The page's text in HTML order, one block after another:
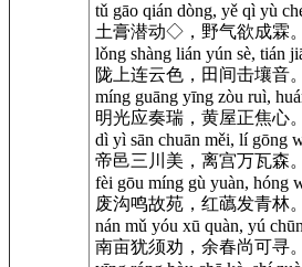
tǔ gāo qián dòng, yě qì yù
土膏潜动◇，野气欲成霖。
lǒng shàng lián yún sè, tián
陇上连云色，田间击壤音。
míng guāng yīng zòu ruì,
明光应奏瑞，黄屋正焦心。
dì yì sān chuān měi, lí gōng
帝邑三川美，离宫万瓦森。
fèi gōu míng gù yuàn, hóng
废沟鸣故苑，红蘤发青林。
nán mǔ yóu xū quàn, yú
南亩犹须劝，余春尚可寻。